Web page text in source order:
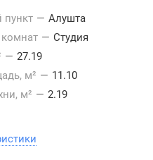
пункт — Алушта
— Студия
— 27.19
м² — 11.10
м² — 2.19